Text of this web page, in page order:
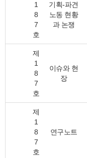
1
8
7
호
기획-파견
노동 현황
과 논쟁
제
1
8
7
호
이슈와 현
장
제
1
8
7
호
연구노트